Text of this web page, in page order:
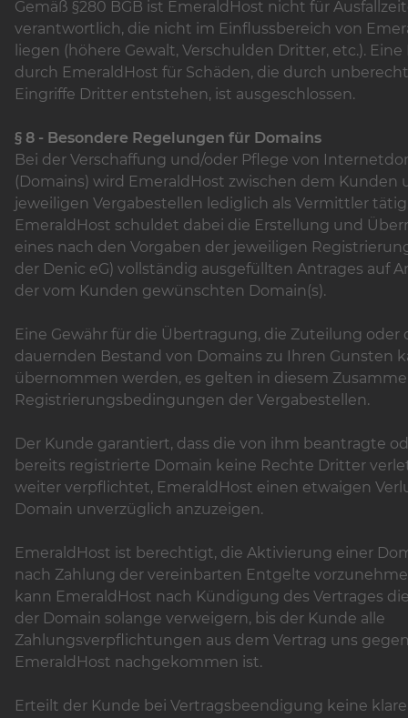
Gemäß §280 BGB ist EmeraldHost nicht für
verantwortlich, die nicht im Einflussbereich von
liegen (höhere Gewalt, Verschulden Dritter, etc.).
durch EmeraldHost für Schäden, die durch
Eingriffe Dritter entstehen, ist ausgeschlossen.
§ 8 - Besondere Regelungen für Domains
Bei der Verschaffung und/oder Pflege von
(Domains) wird EmeraldHost zwischen dem Kunden
jeweiligen Vergabestellen lediglich als Vermittler
EmeraldHost schuldet dabei die Erstellung und
eines nach den Vorgaben der jeweiligen
der Denic eG) vollständig ausgefüllten Antrages auf
der vom Kunden gewünschten Domain(s).
Eine Gewähr für die Übertragung, die Zuteilung oder
dauernden Bestand von Domains zu Ihren Gunsten
übernommen werden, es gelten in diesem
Registrierungsbedingungen der Vergabestellen.
Der Kunde garantiert, dass die von ihm beantragte
bereits registrierte Domain keine Rechte Dritter
weiter verpflichtet, EmeraldHost einen etwaigen
Domain unverzüglich anzuzeigen.
EmeraldHost ist berechtigt, die Aktivierung einer
nach Zahlung der vereinbarten Entgelte
kann EmeraldHost nach Kündigung des Vertrages
der Domain solange verweigern, bis der Kunde alle
Zahlungsverpflichtungen aus dem Vertrag uns
EmeraldHost nachgekommen ist.
Erteilt der Kunde bei Vertragsbeendigung keine